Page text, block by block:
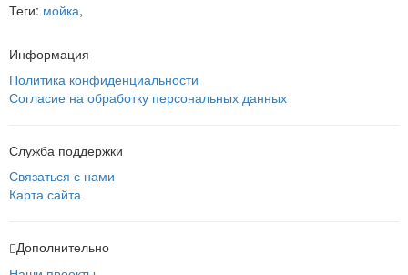
Теги: мойка,
Информация
Политика конфиденциальности
Согласие на обработку персональных данных
Служба поддержки
Связаться с нами
Карта сайта
Дополнительно